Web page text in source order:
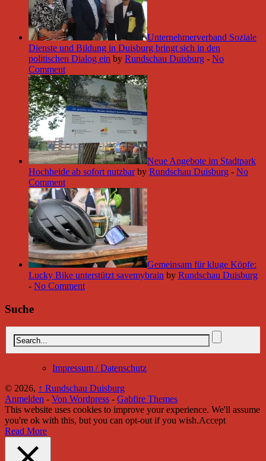
Unternehmerverband Soziale
Dienste und Bildung in Duisburg bringt sich in den
politischen Dialog ein by Rundschau Duisburg - No
Comment
Neue Angebote im Stadtpark
Hochheide ab sofort nutzbar by Rundschau Duisburg - No
Comment
Gemeinsam für kluge Köpfe:
Lucky Bike unterstützt savemybrain by Rundschau Duisburg
- No Comment
Suche
Impressum / Datenschutz
© 2026, ↑ Rundschau Duisburg
Anmelden - Von Wordpress - Gabfire Themes
This website uses cookies to improve your experience. We'll assume
you're ok with this, but you can opt-out if you wish.Accept
Read More